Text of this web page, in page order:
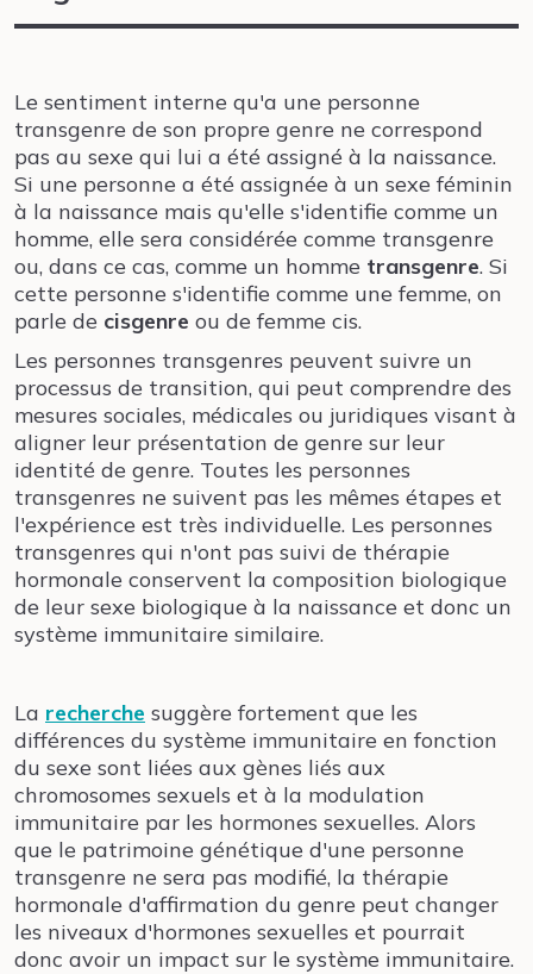
Le sentiment interne qu'a une personne
transgenre de son propre genre ne correspond
pas au sexe qui lui a été assigné à la naissance.
Si une personne a été assignée à un sexe féminin
à la naissance mais qu'elle s'identifie comme un
homme, elle sera considérée comme transgenre
ou, dans ce cas, comme un homme transgenre. Si
cette personne s'identifie comme une femme, on
parle de cisgenre ou de femme cis.
Les personnes transgenres peuvent suivre un
processus de transition, qui peut comprendre des
mesures sociales, médicales ou juridiques visant à
aligner leur présentation de genre sur leur
identité de genre. Toutes les personnes
transgenres ne suivent pas les mêmes étapes et
l'expérience est très individuelle. Les personnes
transgenres qui n'ont pas suivi de thérapie
hormonale conservent la composition biologique
de leur sexe biologique à la naissance et donc un
système immunitaire similaire.
La recherche suggère fortement que les
différences du système immunitaire en fonction
du sexe sont liées aux gènes liés aux
chromosomes sexuels et à la modulation
immunitaire par les hormones sexuelles. Alors
que le patrimoine génétique d'une personne
transgenre ne sera pas modifié, la thérapie
hormonale d'affirmation du genre peut changer
les niveaux d'hormones sexuelles et pourrait
donc avoir un impact sur le système immunitaire.